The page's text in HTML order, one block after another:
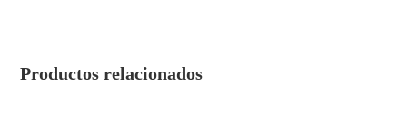
Productos relacionados